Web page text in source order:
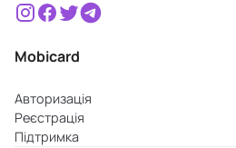
Mobicard
Авторизація
Реєстрація
Підтримка